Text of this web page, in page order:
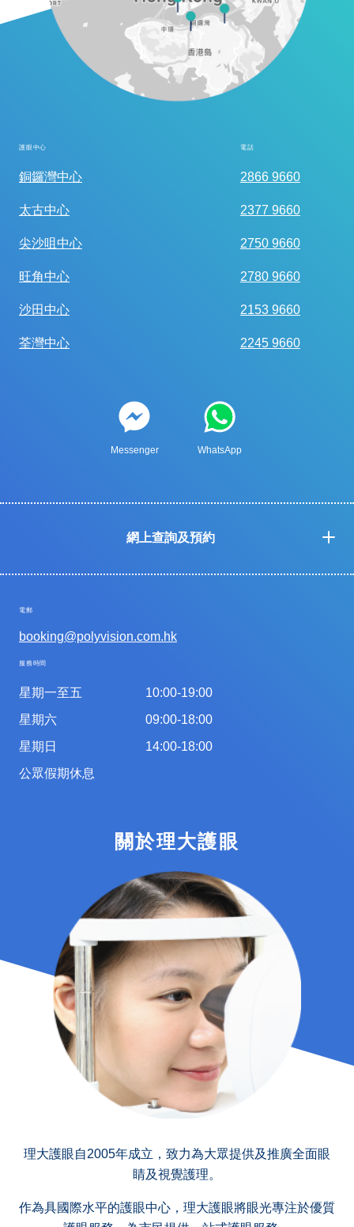
護眼中心 電話
銅鑼灣中心 2866 9660
太古中心 2377 9660
尖沙咀中心 2750 9660
旺角中心 2780 9660
沙田中心 2153 9660
荃灣中心 2245 9660
Messenger WhatsApp
網上查詢及預約
電郵
booking@polyvision.com.hk
服務時間
星期一至五
星期六
星期日
公眾假期休息
10:00-19:00
09:00-18:00
14:00-18:00
關於理大護眼
理大護眼自2005年成立，致力為大眾提供及推廣全面眼
睛及視覺護理。
作為具國際水平的護眼中心，理大護眼將眼光專注於優質